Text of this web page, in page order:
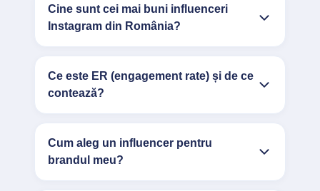
Cine sunt cei mai buni influenceri
Instagram din România?
Ce este ER (engagement rate) și de ce
contează?
Cum aleg un influencer pentru
brandul meu?